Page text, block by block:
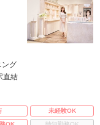
ング
直結
未経験OK